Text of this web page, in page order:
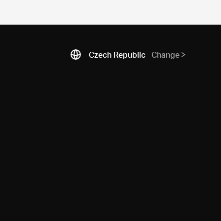
Czech Republic Change